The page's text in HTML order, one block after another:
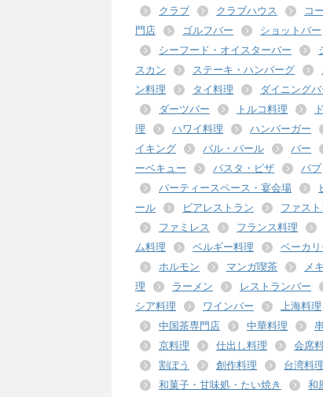
クラブ
クラブハウス
コ
門店
ゴルフバー
ショットバー
シーフード・オイスターバー
スカン
ステーキ・ハンバーグ
ン料理
タイ料理
ダイニング
ダーツバー
トルコ料理
理
ハワイ料理 ハンバーガー
イキング
バル・バール バー
ーベキュー
パスタ・ピザ
パブ
パーティースペース・宴会場
ール
ビアレストラン
ファス
ファミレス
フランス料理
ム料理
ベルギー料理
ベーカリ
ホルモン
マンガ喫茶
メ
理
ラーメン レストランバー
シア料理
ワインバー
上海料理
中国茶専門店
中華料理
京料理
仕出し料理
会席
割ぽう
創作料理
台湾料理
和菓子・甘味処・たい焼き
和